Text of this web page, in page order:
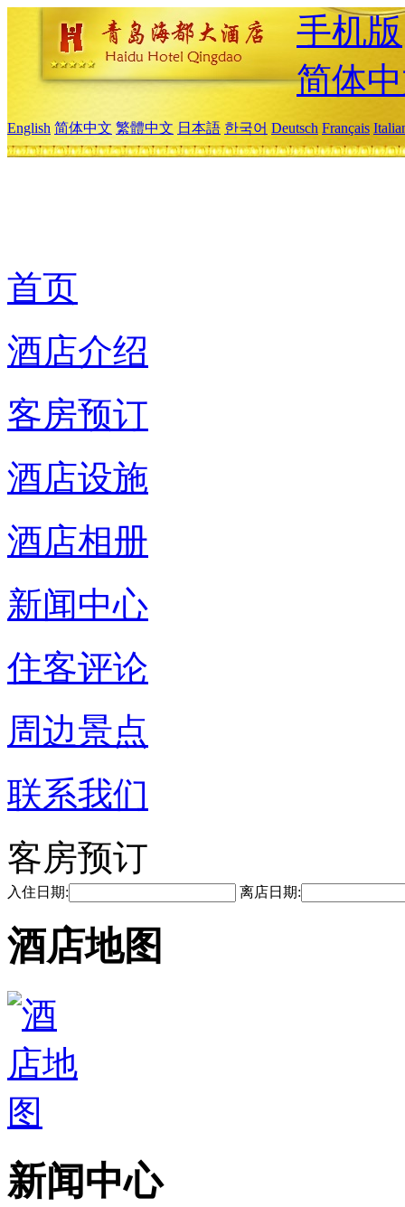
手机版
简体
English 简体中文 繁體中文 日本語 한국어 Deutsch Français
首页
酒店介绍
客房预订
酒店设施
酒店相册
新闻中心
住客评论
周边景点
联系我们
客房预订
入住日期: 离店日期:
酒店地图
新闻中心